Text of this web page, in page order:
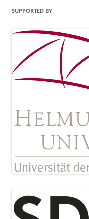
SUPPORTED BY